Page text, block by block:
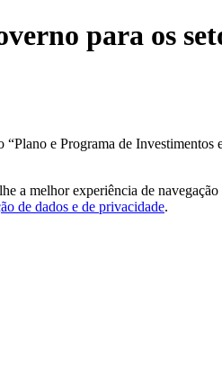
para os
e Programa de Investimentos
a melhor experiência de
de dados e de privacidade.